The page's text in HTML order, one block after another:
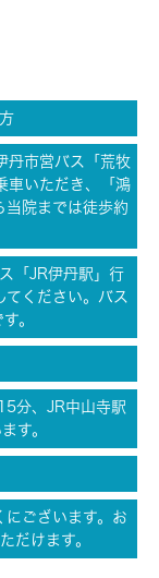
丹市営バス「荒牧
車いただき、「鴻
当院までは徒歩約
「JR伊丹駅」行
てください。バス
。
分、JR中山寺駅
す。
にございます。お
だけます。